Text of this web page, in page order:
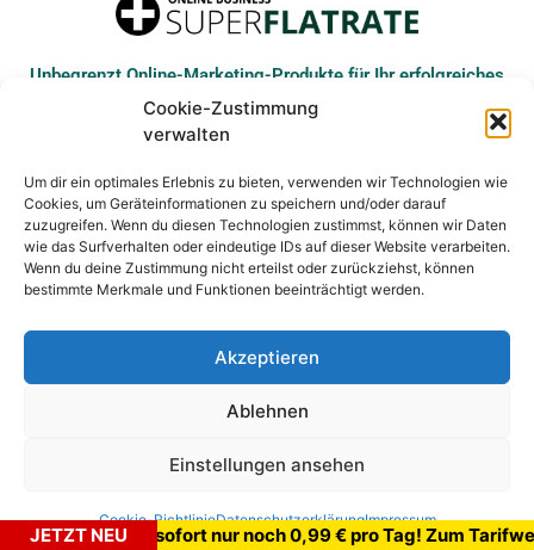
Cookie-Zustimmung
verwalten
Um dir ein optimales Erlebnis zu bieten, verwenden wir Technologien wie
Cookies, um Geräteinformationen zu speichern und/oder darauf
zuzugreifen. Wenn du diesen Technologien zustimmst, können wir Daten
wie das Surfverhalten oder eindeutige IDs auf dieser Website verarbeiten.
Wenn du deine Zustimmung nicht erteilst oder zurückziehst, können
bestimmte Merkmale und Funktionen beeinträchtigt werden.
Akzeptieren
Ablehnen
Einstellungen ansehen
Cookie-RichtlinieDatenschutzerklärungImpressum
JETZT NEU
Superflatrate ab sofort nur noch 0,99 € pro Tag! Zum
Unbegrenzt Online-Marketing-Produkte für Ihr erfolgreiches
Internet-Business
© COPYRIGHT ARAREMBE LP - ALLE RECHTE VORBEHALTEN
LOGIN